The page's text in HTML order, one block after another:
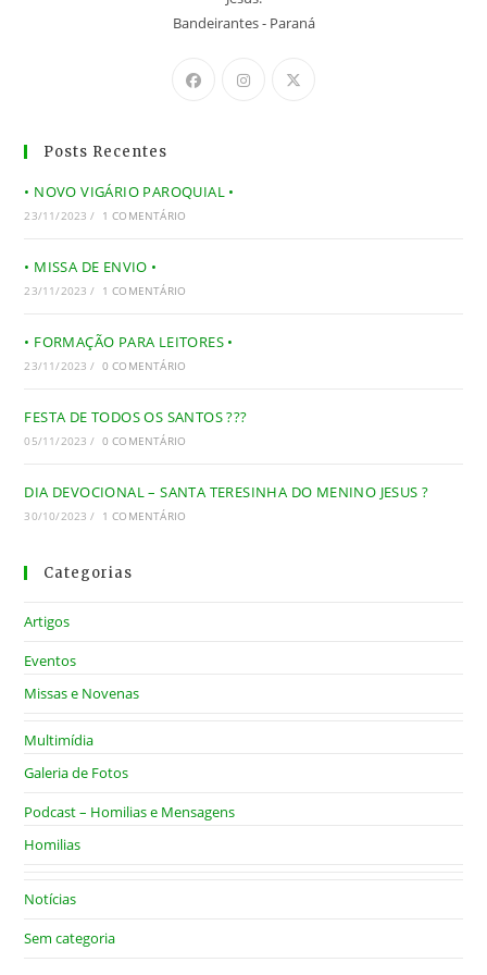
Bandeirantes - Paraná
Posts Recentes
• NOVO VIGÁRIO PAROQUIAL •
23/11/2023 / 1 COMENTÁRIO
• MISSA DE ENVIO •
23/11/2023 / 1 COMENTÁRIO
• FORMAÇÃO PARA LEITORES •
23/11/2023 / 0 COMENTÁRIO
FESTA DE TODOS OS SANTOS ???
05/11/2023 / 0 COMENTÁRIO
DIA DEVOCIONAL – SANTA TERESINHA DO MENINO JESUS ?
30/10/2023 / 1 COMENTÁRIO
Categorias
Artigos
Eventos
Missas e Novenas
Multimídia
Galeria de Fotos
Podcast – Homilias e Mensagens
Homilias
Notícias
Sem categoria